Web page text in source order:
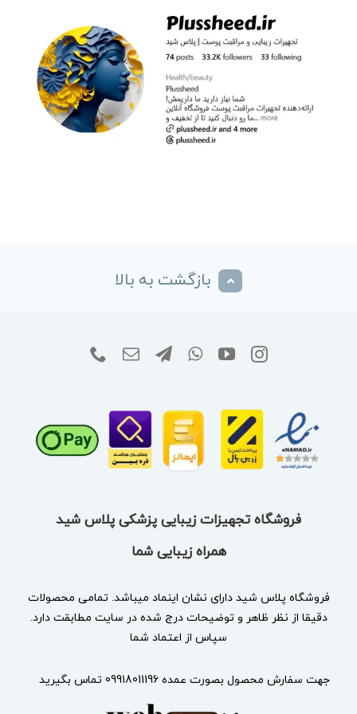
بازگشت به بالا
فروشگاه تجهیزات زیبایی پزشکی پلاس شید
همراه زیبایی شما
فروشگاه پلاس شید دارای نشان اینماد میباشد. تمامی محصولات
دقیقا از نظر ظاهر و توضیحات درج شده در سایت مطابقت دارد.
سپاس از اعتماد شما
جهت سفارش محصول بصورت عمده 09918011196 تماس بگیرید